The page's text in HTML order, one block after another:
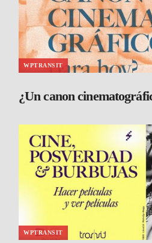
WPTRANSIT
¿Un canon
WPTRANSIT